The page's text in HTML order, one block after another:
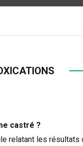
castré ?
relatant les résultats